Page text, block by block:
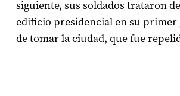
siguiente, sus soldados trataron
edificio presidencial en su
de tomar la ciudad, que fue